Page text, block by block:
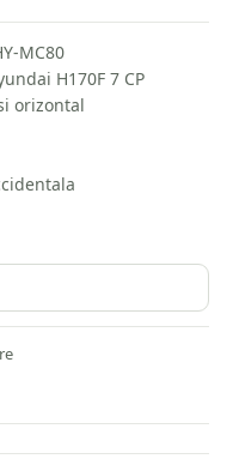
MC80
H170F 7 CP
orizontal
ulei a motorului – 0,6
viteze (se poate folosi
1,4-1,5 litri
HY-MC80
separat):